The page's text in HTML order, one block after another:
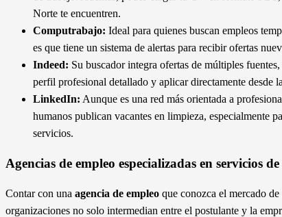
Norte te encuentren.
Computrabajo: Ideal para quienes buscan empleos
es que tiene un sistema de alertas para recibir ofertas
Indeed: Su buscador integra ofertas de múltiples
perfil profesional detallado y aplicar directamente desde
LinkedIn: Aunque es una red más orientada a
humanos publican vacantes en limpieza, especialmente
servicios.
Agencias de empleo especializadas en servicios
Contar con una agencia de empleo que conozca el mercado
organizaciones no solo intermedian entre el postulante y la